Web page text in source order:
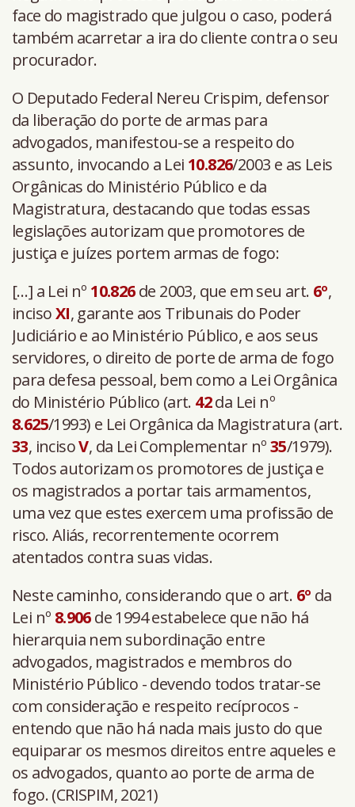
face do magistrado que julgou o caso, poderá
também acarretar a ira do cliente contra o seu
procurador.
O Deputado Federal Nereu Crispim, defensor
da liberação do porte de armas para
advogados, manifestou-se a respeito do
assunto, invocando a Lei 10.826/2003 e as Leis
Orgânicas do Ministério Público e da
Magistratura, destacando que todas essas
legislações autorizam que promotores de
justiça e juízes portem armas de fogo:
[…] a Lei nº 10.826de 2003, que em seu art. 6º,
incisoXI, garante aos Tribunais do Poder
Judiciário e ao Ministério Público, e aos seus
servidores, o direito de porte de arma de fogo
para defesa pessoal, bem como a Lei Orgânica
do Ministério Público (art. 42da Lei nº
8.625/1993) e Lei Orgânica da Magistratura (art.
33, incisoV, da Lei Complementar nº35/1979).
Todos autorizam os promotores de justiça e
os magistrados a portar tais armamentos,
uma vez que estes exercem uma profissão de
risco. Aliás, recorrentemente ocorrem
atentados contra suas vidas.
Neste caminho, considerando que o art. 6º da
Lei nº 8.906de 1994 estabelece que não há
hierarquia nem subordinação entre
advogados, magistrados e membros do
Ministério Público - devendo todos tratar-se
com consideração e respeito recíprocos -
entendo que não há nada mais justo do que
equiparar os mesmos direitos entre aqueles e
os advogados, quanto ao porte de arma de
fogo. (CRISPIM, 2021)